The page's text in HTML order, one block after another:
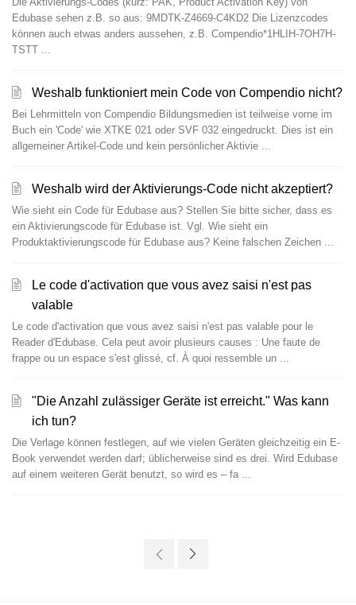
Edubase sehen z.B. so aus: 9MDTK-Z4669-C4KD2 Die Lizenzcodes
können auch etwas anders aussehen, z.B. Compendio*1HLIH-7OH7H-
TSTT ...
Weshalb funktioniert mein Code von Compendio nicht?
Bei Lehrmitteln von Compendio Bildungsmedien ist teilweise vorne im
Buch ein 'Code' wie XTKE 021 oder SVF 032 eingedruckt. Dies ist ein
allgemeiner Artikel-Code und kein persönlicher Aktivie ...
Weshalb wird der Aktivierungs-Code nicht akzeptiert?
Wie sieht ein Code für Edubase aus? Stellen Sie bitte sicher, dass es
ein Aktivierungscode für Edubase ist. Vgl. Wie sieht ein
Produktaktivierungscode für Edubase aus? Keine falschen Zeichen ...
Le code d'activation que vous avez saisi n'est pas
valable
Le code d'activation que vous avez saisi n'est pas valable pour le
Reader d'Edubase. Cela peut avoir plusieurs causes : Une faute de
frappe ou un espace s'est glissé, cf. À quoi ressemble un ...
"Die Anzahl zulässiger Geräte ist erreicht." Was kann
ich tun?
Die Verlage können festlegen, auf wie vielen Geräten gleichzeitig ein E-
Book verwendet werden darf; üblicherweise sind es drei. Wird Edubase
auf einem weiteren Gerät benutzt, so wird es – fa ...